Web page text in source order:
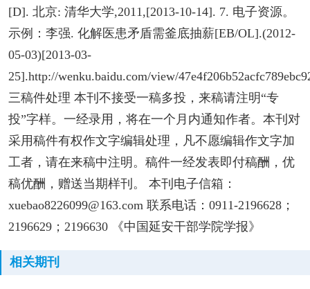
[D]. 北京: 清华大学,2011,[2013-10-14]. 7. 电子资源。
示例：李强. 化解医患矛盾需釜底抽薪[EB/OL].(2012-
05-03)[2013-03-
25].http://wenku.baidu.com/view/
三稿件处理 本刊不接受一稿多投，来稿请注明“专
投”字样。一经录用，将在一个月内通知作者。本刊对
采用稿件有权作文字编辑处理，凡不愿编辑作文字加
工者，请在来稿中注明。稿件一经发表即付稿酬，优
稿优酬，赠送当期样刊。 本刊电子信箱：
xuebao8226099@163.com 联系电话：0911-2196628；
2196629；2196630 《中国延安干部学院学报》
相关期刊